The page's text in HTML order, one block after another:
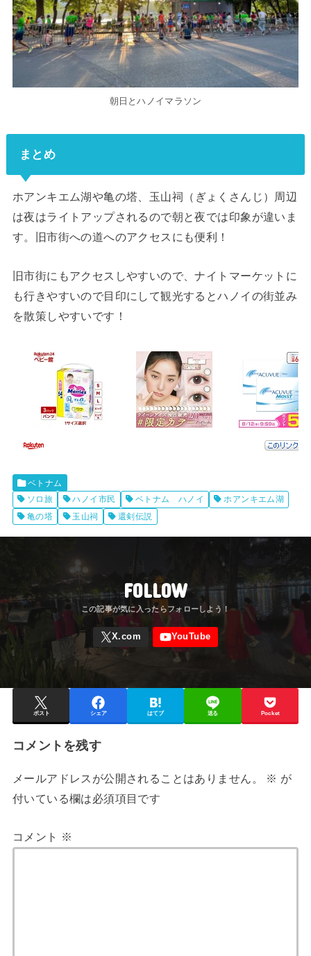
朝日とハノイマラソン
まとめ
ホアンキエム湖や亀の塔、 玉山祠（ぎょくさんじ）周辺
は夜はライトアップされるので朝と夜では印象が違いま
す。旧市街への道へのアクセスにも便利！
旧市街にもアクセスしやすいので、ナイトマーケットに
も行きやすいので目印にして観光するとハノイの街並み
を散策しやすいです！
ベトナム
ソロ旅
ハノイ市民 ベトナム ハノイ
ホアンキエム湖
亀の塔
玉山祠 還剣伝説
FOLLOW
ポスト シェア はてブ 送る Pocket
コメントを残す
メールアドレスが公開されることはありません。 ※ が
付いている欄は必須項目です
コメント ※